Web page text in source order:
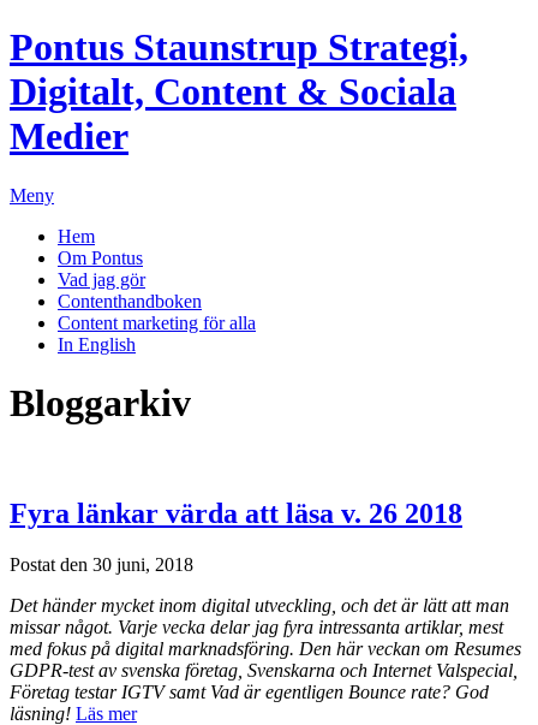
Pontus Staunstrup Strategi,
Digitalt, Content & Sociala
Medier
Meny
Hem
Om Pontus
Vad jag gör
Contenthandboken
Content marketing för alla
In English
Bloggarkiv
Fyra länkar värda att läsa v. 26 2018
Postat den 30 juni, 2018
Det händer mycket inom digital utveckling, och det är lätt att man
missar något. Varje vecka delar jag fyra intressanta artiklar, mest
med fokus på digital marknadsföring. Den här veckan om Resumes
GDPR-test av svenska företag, Svenskarna och Internet Valspecial,
Företag testar IGTV samt Vad är egentligen Bounce rate? God
läsning! Läs mer